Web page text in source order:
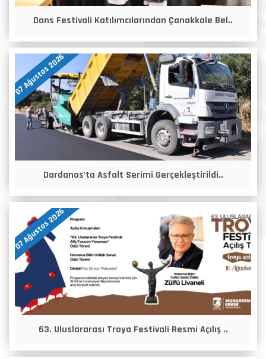
Dans Festivali Katılımcılarından Çanakkale Bel..
07 Ağustos 2026
Dardanos'ta Asfalt Serimi Gerçekleştirildi..
07 Ağustos 2026
63. Uluslararası Troya Festivali Resmi Açılış ..